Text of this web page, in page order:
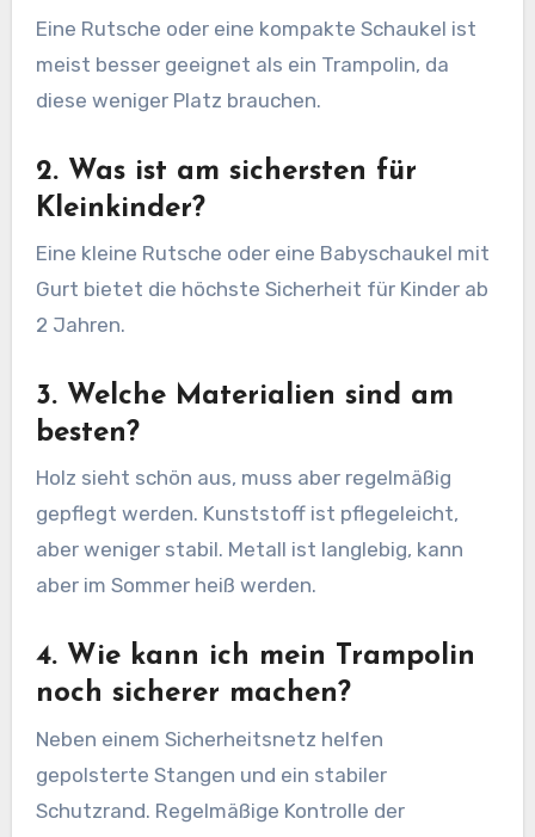
Eine Rutsche oder eine kompakte Schaukel ist
meist besser geeignet als ein Trampolin, da
diese weniger Platz brauchen.
2. Was ist am sichersten für
Kleinkinder?
Eine kleine Rutsche oder eine Babyschaukel mit
Gurt bietet die höchste Sicherheit für Kinder ab
2 Jahren.
3. Welche Materialien sind am
besten?
Holz sieht schön aus, muss aber regelmäßig
gepflegt werden. Kunststoff ist pflegeleicht,
aber weniger stabil. Metall ist langlebig, kann
aber im Sommer heiß werden.
4. Wie kann ich mein Trampolin
noch sicherer machen?
Neben einem Sicherheitsnetz helfen
gepolsterte Stangen und ein stabiler
Schutzrand. Regelmäßige Kontrolle der